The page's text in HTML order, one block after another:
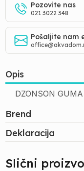
Pozovite nas
021 3022 348
Pošaljite nam
Opis
DZONSON
Brend
Deklaracija
Slični